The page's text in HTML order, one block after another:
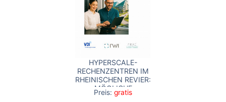
HYPERSCALE-
RECHENZENTREN IM
RHEINISCHEN REVIER:
MÖGLICHE
FOLGEEFFEKTE DER
Preis: gratis